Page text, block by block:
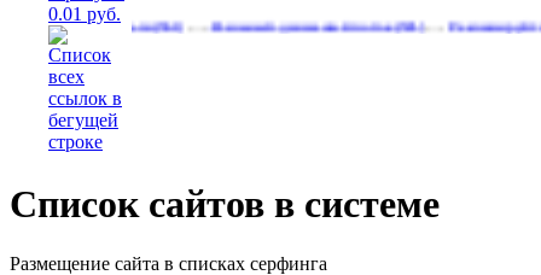
деньги(561)…Реальный денежный поток(591)…Рекламируйтесь на
Список сайтов в системе
Размещение сайта в списках серфинга